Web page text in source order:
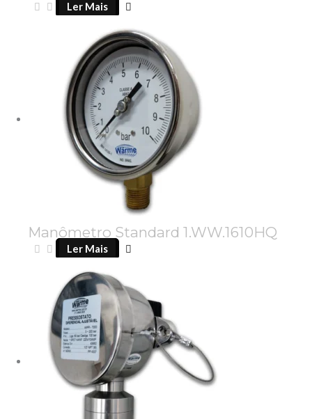
Ler Mais
Manômetro Standard 1.WW.1610HQ
Ler Mais